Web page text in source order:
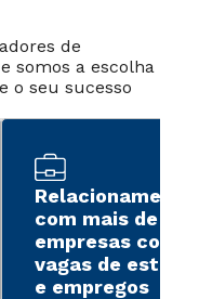
de
somos a escolha
o seu sucesso
Relacionamento
com mais de 2
empresas com
vagas de estágio
e empregos